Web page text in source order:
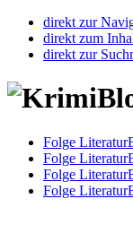
direkt zur
direkt zum
direkt zur
Folge
Folge
Folge
Folge